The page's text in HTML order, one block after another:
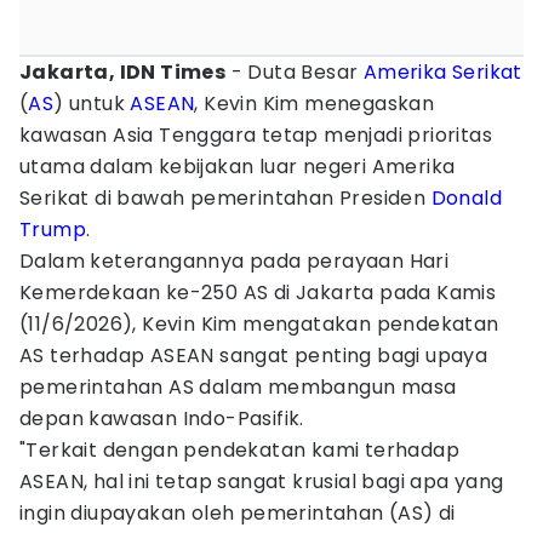
Jakarta, IDN Times - Duta Besar Amerika Serikat
(AS) untukASEAN, Kevin Kim menegaskan
kawasan Asia Tenggara tetap menjadi prioritas
utama dalam kebijakan luar negeri Amerika
Serikat di bawah pemerintahan Presiden Donald
Trump.
Dalam keterangannya pada perayaan Hari
Kemerdekaan ke-250 AS di Jakarta pada Kamis
(11/6/2026), Kevin Kim mengatakan pendekatan
AS terhadap ASEAN sangat penting bagi upaya
pemerintahan AS dalam membangun masa
depan kawasan Indo-Pasifik.
"Terkait dengan pendekatan kami terhadap
ASEAN, hal ini tetap sangat krusial bagi apa yang
ingin diupayakan oleh pemerintahan (AS) di